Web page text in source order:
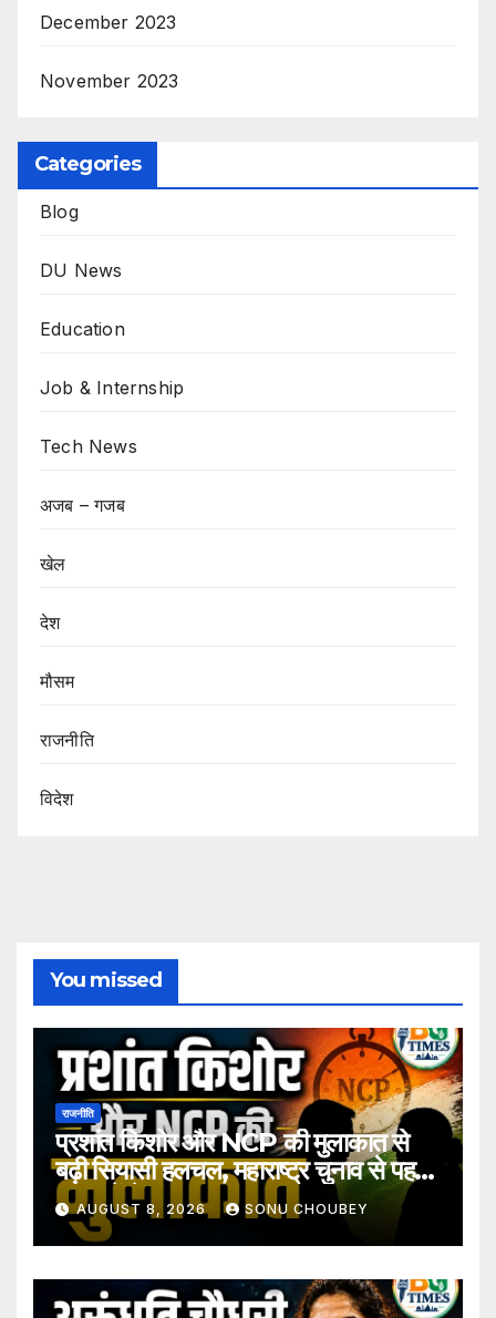
December 2023
November 2023
Categories
Blog
DU News
Education
Job & Internship
Tech News
अजब – गजब
खेल
देश
मौसम
राजनीति
विदेश
You missed
राजनीति
प्रशांत किशोर और NCP की मुलाकात से
बढ़ी सियासी हलचल, महाराष्ट्र चुनाव से पहले
अटकलें तेज
AUGUST 8, 2026 SONU CHOUBEY